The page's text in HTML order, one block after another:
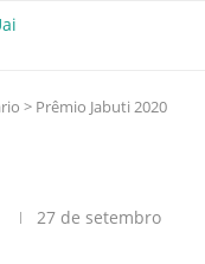
> Prêmio Jabuti 2020
27 de setembro